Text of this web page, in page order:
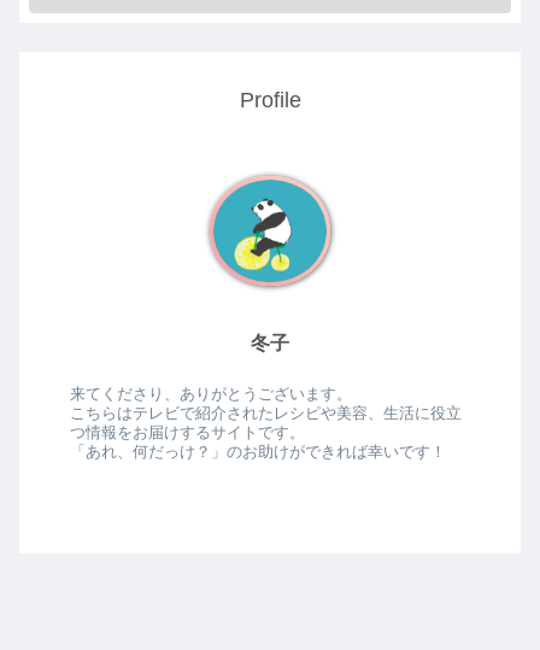
Profile
冬子
来てくださり、ありがとうございます。
こちらはテレビで紹介されたレシピや美容、生活に役立
つ情報をお届けするサイトです。
「あれ、何だっけ？」のお助けができれば幸いです！